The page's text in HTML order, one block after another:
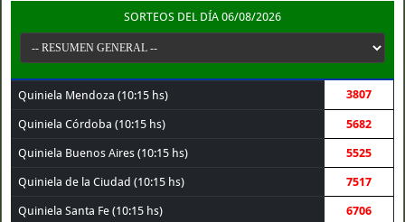
SORTEOS DEL DÍA 06/08/2026
Quiniela Mendoza (10:15 hs) 3807
Quiniela Córdoba (10:15 hs) 5682
Quiniela Buenos Aires (10:15 hs) 5525
Quiniela de la Ciudad (10:15 hs) 7517
Quiniela Santa Fe (10:15 hs) 6706